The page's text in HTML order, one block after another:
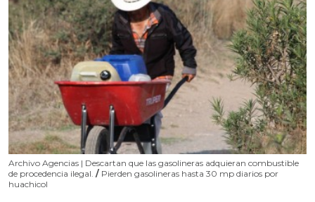
Archivo Agencias | Descartan que las gasolineras adquieran combustible
de procedencia ilegal. / Pierden gasolineras hasta 30 mp diarios por
huachicol